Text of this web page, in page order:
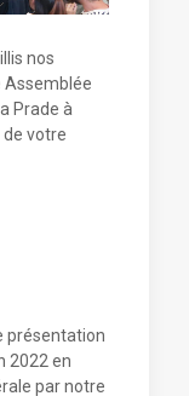
nos
Assemblée
Prade à
votre
présentation
2022 en
par notre